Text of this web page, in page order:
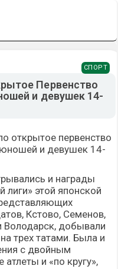
СПОРТ
Первенство
и девушек 14-
открытое первенство
и девушек 14-
и награды
лиги» этой японской
Кстово, Семенов,
Володарск, добывали
трех татами. Была и
с двойным
и «по кругу»,